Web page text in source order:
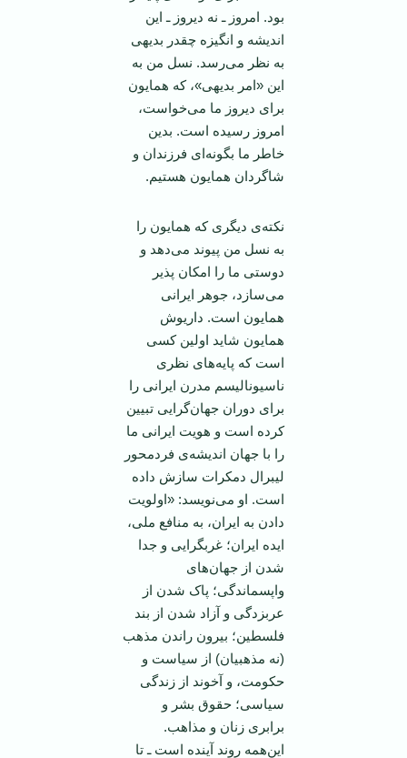
بود. امروز ـ نه دیروز ـ این
اندیشه و انگیزه چقدر بدیهی
به نظر می‌رسد. نسل من به
این «امر بدیهی»، که همایون
برای دیروز ما می‌خواست،
امروز رسیده است. بدین
خاطر ما بگونه‌ای فرزندان و
شاگردان همایون هستیم.
نکته‌ی دیگری که همایون را
به نسل من پیوند می‌دهد و
دوستی ما را امکان پذیر
می‌سازد، جوهر ایرانی
همایون است. داریوش
همایون شاید اولین کسی
است که پایه‌های نظری
ناسیونالیسم مدرن ایرانی را
برای دوران جهان‌گرایی تبيين
کرده است و هویت ایرانی ما
را با جهان اندیشه‌ی فردمحور
لیبرال دمکرات سازش داده
است. او می‌نویسد: «اولویت
دادن به ایران، به منافع ملی،
ایده ایران؛ غربگرایی و جدا
شدن از جهان‌های
واپسماندگی؛ پاک شدن از
عربزدگی و آزاد شدن از بند
فلسطین؛ بیرون راندن مذهب
(نه مذهبیان) از سیاست و
حکومت، و آخوند از زندگی
سیاسی؛ حقوق بشر و
برابری زنان و مذاهب.
این‌همه روند آینده است ـ تا